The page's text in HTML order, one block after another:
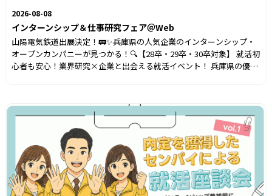
2026-08-08
インターンシップ＆仕事研究フェア＠Web
山陽電気鉄道出展決定！🚃✨️兵庫県の人気企業のインターンシップ・
オープンカンパニーが見つかる！🔍️【28卒・29卒・30卒対象】 就活初
心者も安心！業界研究×企業と出会える就活イベント！ 兵庫県の優良
囲を気にせず参加できる！ ✔隣のブースの声に邪魔されない！ ✔人気
企業の説明も最前列で聞ける！ ✔チャットで質問ができるから、対面
だと聞きにくい情報もゲット！